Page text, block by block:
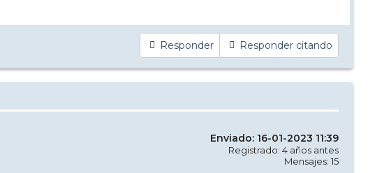
Responder Responder citando
Enviado: 16-01-2023 11:39
Registrado: 4 años antes
Mensajes: 15